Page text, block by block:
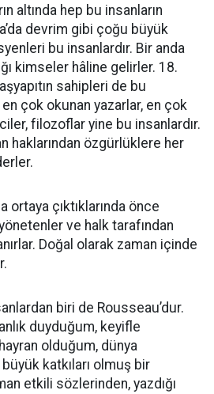
altında hep bu insanların
devrim gibi çoğu büyük
bu insanlardır. Bir anda
kimseler hâline gelirler. 18.
sahipleri de bu
çok okunan yazarlar, en çok
filozoflar yine bu insanlardır.
haklarından özgürlüklere her
ortaya çıktıklarında önce
ve halk tarafından
Doğal olarak zaman içinde
biri de Rousseau’dur.
duyduğum, keyifle
olduğum, dünya
katkıları olmuş bir
etkili sözlerinden, yazdığı